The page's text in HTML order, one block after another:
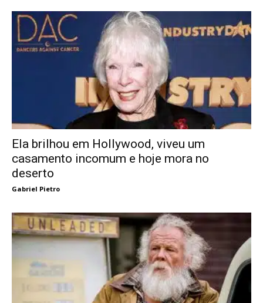
Ela brilhou em Hollywood, viveu um
casamento incomum e hoje mora no
deserto
Gabriel Pietro